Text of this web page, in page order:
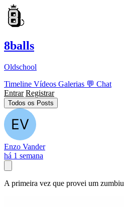
8balls
Oldschool
Timeline Vídeos Galerias 💬 Chat
Entrar Registrar
Todos os Posts
Enzo Vander
há 1 semana
A primeira vez que provei um zumbiu